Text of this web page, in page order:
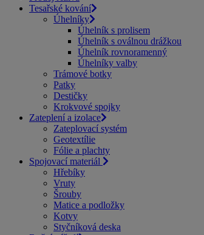
Tesařské kování
Úhelníky
Úhelník s prolisem
Úhelník s oválnou drážkou
Úhelník rovnoramenný
Úhelníky valby
Trámové botky
Patky
Destičky
Krokvové spojky
Zateplení a izolace
Zateplovací systém
Geotextílie
Fólie a plachty
Spojovací materiál
Hřebíky
Vruty
Šrouby
Matice a podložky
Kotvy
Styčníková deska